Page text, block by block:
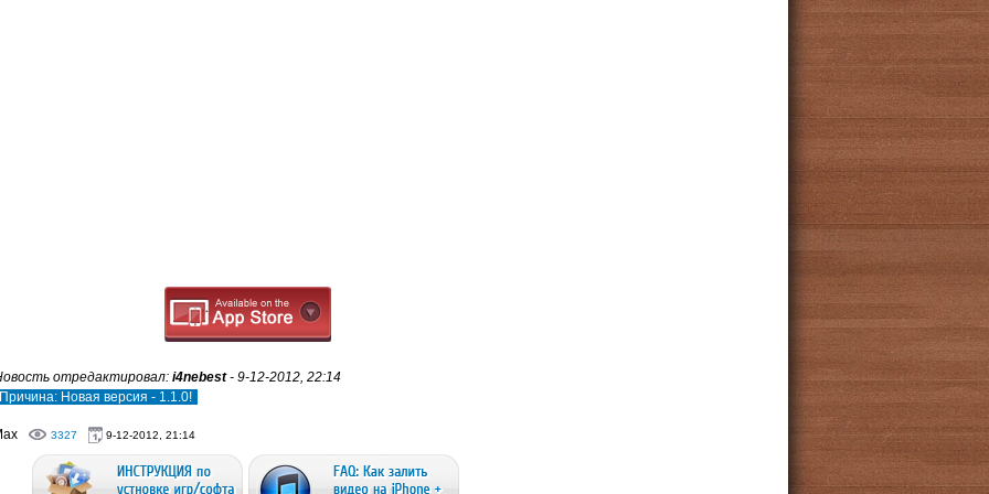
отредактировал: i4nebest- 9-12-2012, 22:14
Причина: Новая версия - 1.1.0!
3327 9-12-2012, 21:14